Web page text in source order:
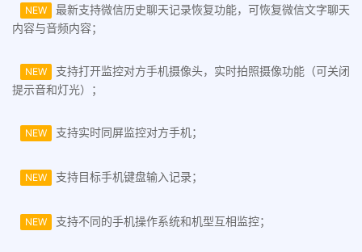
NEW
最新支持微信历史聊天记录恢复功能，可恢复微信文字聊天
内容与音频内容；
NEW
支持打开监控对方手机摄像头，实时拍照摄像功能（可关闭
提示音和灯光）；
NEW 支持实时同屏监控对方手机；
NEW 支持目标手机键盘输入记录；
NEW 支持不同的手机操作系统和机型互相监控；